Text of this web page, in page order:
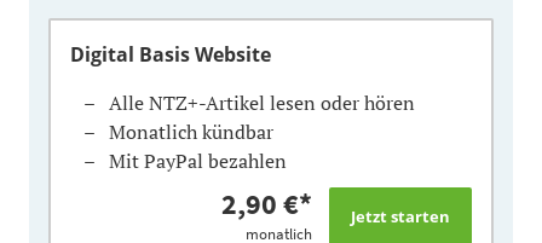
Digital Basis Website
Alle NTZ+-Artikel lesen oder hören
Monatlich kündbar
Mit PayPal bezahlen
2,90 €*
monatlich